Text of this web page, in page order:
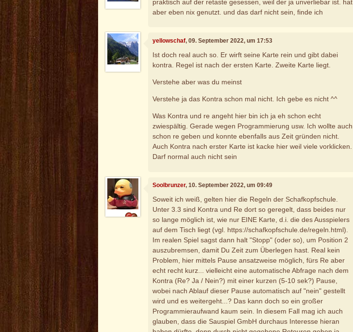
praktisch auf der retaste gesessen, weil der ja unverliebar ist. hat
aber eben nix genutzt. und das darf nicht sein, finde ich
yellowschaf, 09. September 2022, um 17:53
Ist doch real auch so. Er wirft seine Karte rein und gibt dabei
kontra. Regel ist nach der ersten Karte. Zweite Karte liegt.
Verstehe aber was du meinst
Verstehe ja das Kontra schon mal nicht. Ich gebe es nicht ^^
Was Kontra und re angeht hier bin ich ja eh schon echt
zwiespältig. Gerade wegen Programmierung usw. Ich wollte auch
schon re geben und konnte ebenfalls aus Zeit gründen nicht.
Auch Kontra nach erster Karte ist kacke hier weil viele vorklicken.
Darf normal auch nicht sein
Soolbrunzer, 10. September 2022, um 09:49
Soweit ich weiß, gelten hier die Regeln der Schafkopfschule.
Unter 3.3 sind Kontra und Re dort so geregelt, dass beides nur
so lange möglich ist, wie nur EINE Karte, d.i. die des Ausspielers
auf dem Tisch liegt (vgl. https://schafkopfschule.de/regeln.html).
Im realen Spiel sagst dann halt "Stopp" (oder so), um Position 2
auszubremsen, damit Du Zeit zum Überlegen hast. Real kein
Problem, hier mittels Pause ansatzweise möglich, fürs Re aber
echt recht kurz... vielleicht eine automatische Abfrage nach dem
Kontra (Re? Ja / Nein?) mit einer kurzen (5-10 sek?) Pause,
wobei nach Ablauf dieser Pause automatisch auf "nein" gestellt
wird und es weitergeht...? Das kann doch so ein großer
Programmieraufwand kaum sein. In diesem Fall mag ich auch
glauben, dass die Sauspiel GmbH durchaus Interesse hieran